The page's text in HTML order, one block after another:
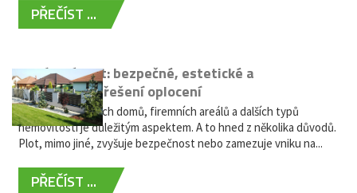
PŘEČÍST ...
Hliníkový plot: bezpečné, estetické a
bezúdržbové řešení oplocení
Oplocení rodinných domů, firemních areálů a dalších typů
nemovitostí je důležitým aspektem. A to hned z několika důvodů.
Plot, mimo jiné, zvyšuje bezpečnost nebo zamezuje vniku na...
PŘEČÍST ...